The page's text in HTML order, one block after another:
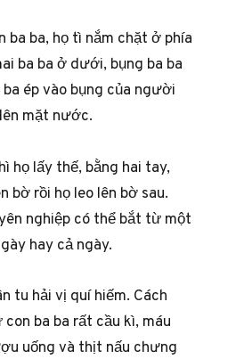
ba, họ tì nắm chặt ở phía
ba ba ở dưới, bụng ba ba
ép vào bụng của người
mặt nước.
họ lấy thế, bằng hai tay,
bờ rồi họ leo lên bờ sau.
nghiệp có thể bắt từ một
hay cả ngày.
tu hải vị quí hiếm. Cách
ba ba rất cầu kì, máu
uống và thịt nấu chưng